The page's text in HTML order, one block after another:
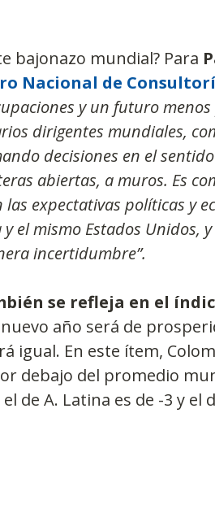
bajonazo mundial? Para
Nacional de
y un futuro
dirigentes mundiales,
decisiones en el
abiertas, a muros. Es
expectativas políticas y
el mismo Estados Unidos,
incertidumbre”.
se refleja en el
año será de
igual. En este ítem,
debajo del promedio
de A. Latina es de -3 y el